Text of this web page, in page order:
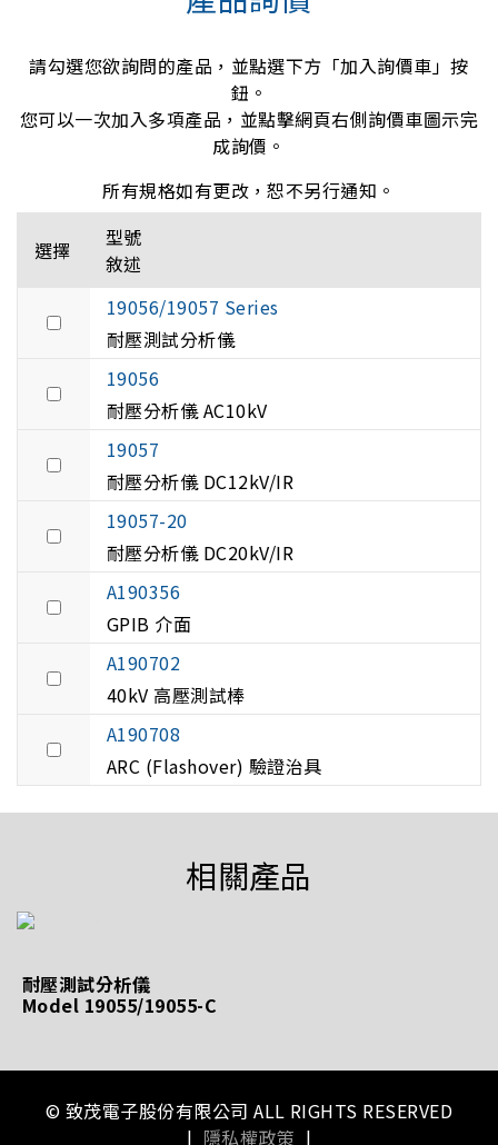
請勾選您欲詢問的產品，並點選下方「加入詢價車」按
鈕。
您可以一次加入多項產品，並點擊網頁右側詢價車圖示完
成詢價。
所有規格如有更改，恕不另行通知。
選擇
型號
敘述
19056/19057 Series
耐壓測試分析儀
19056
耐壓分析儀 AC10kV
19057
耐壓分析儀 DC12kV/IR
19057-20
耐壓分析儀 DC20kV/IR
A190356
GPIB 介面
A190702
40kV 高壓測試棒
A190708
ARC (Flashover) 驗證治具
相關產品
耐壓測試分析儀
Model 19055/19055-C
© 致茂電子股份有限公司 ALL RIGHTS RESERVED
| 隱私權政策 |